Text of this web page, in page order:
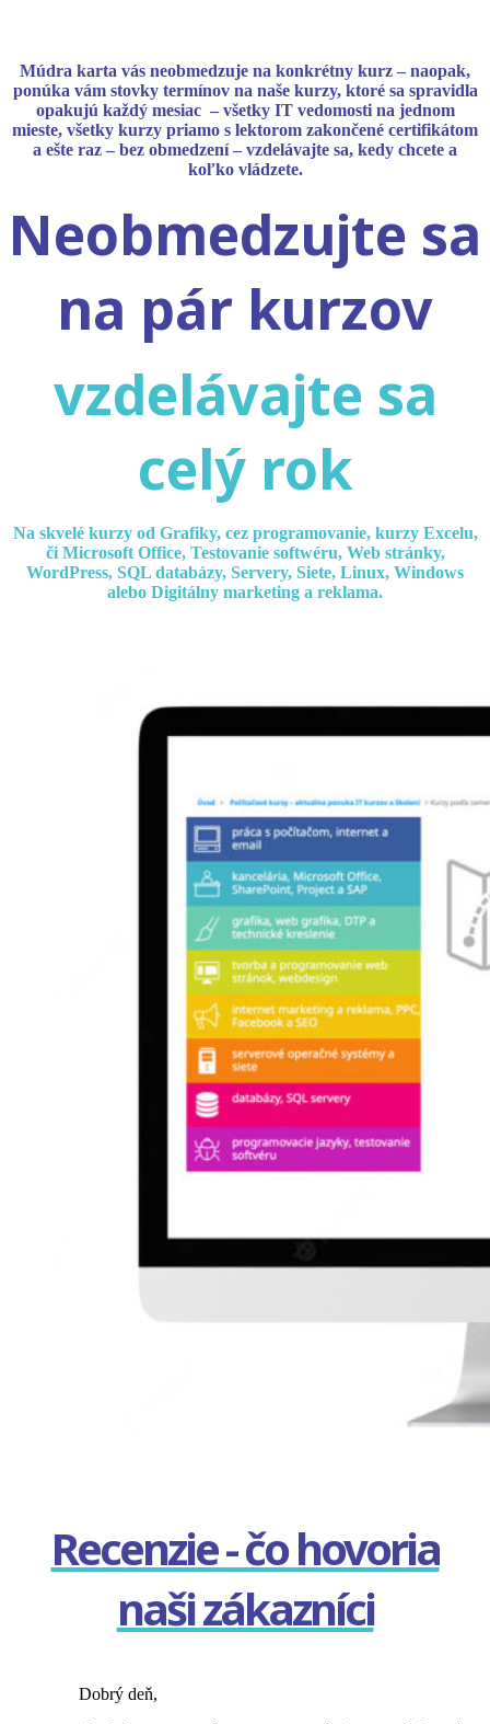
Múdra karta vás neobmedzuje na konkrétny kurz – naopak,
ponúka vám stovky termínov na naše kurzy, ktoré sa spravidla
opakujú každý mesiac – všetky IT vedomosti na jednom
mieste, všetky kurzy priamo s lektorom zakončené certifikátom
a ešte raz – bez obmedzení – vzdelávajte sa, kedy chcete a
koľko vládzete.
Neobmedzujte sa
na pár kurzov
vzdelávajte sa
celý rok
Na skvelé kurzy od Grafiky, cez programovanie, kurzy Excelu,
či Microsoft Office, Testovanie softwéru, Web stránky,
WordPress, SQL databázy, Servery, Siete, Linux, Windows
alebo Digitálny marketing a reklama.
Recenzie - čo hovoria
naši zákazníci
Dobrý deň,